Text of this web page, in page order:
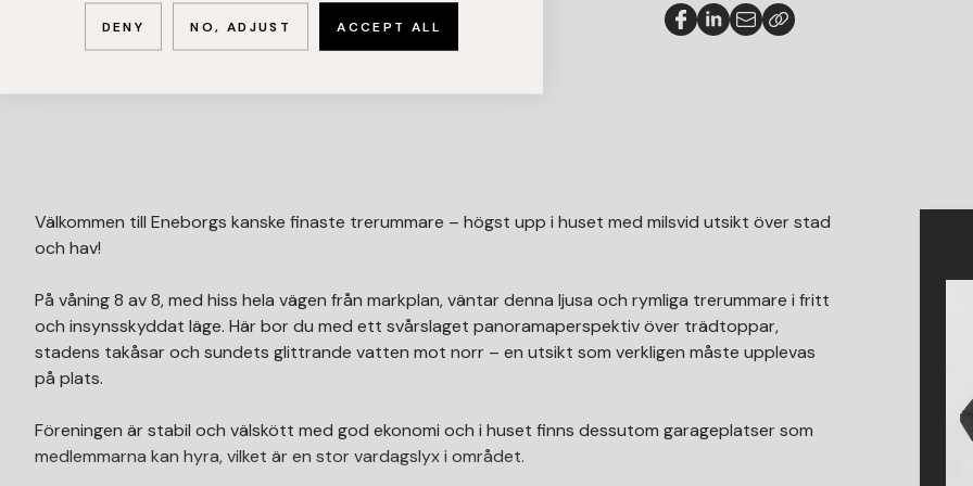
Välkommen till Eneborgs kanske finaste trerummare – högst upp i huset med milsvid utsikt över stad
och hav!
På våning 8 av 8, med hiss hela vägen från markplan, väntar denna ljusa och rymliga trerummare i fritt
och insynsskyddat läge. Här bor du med ett svårslaget panoramaperspektiv över trädtoppar,
stadens takåsar och sundets glittrande vatten mot norr – en utsikt som verkligen måste upplevas
på plats.
Föreningen är stabil och välskött med god ekonomi och i huset finns dessutom garageplatser som
medlemmarna kan hyra, vilket är en stor vardagslyx i området.
DENY NO, ADJUST ACCEPT ALL